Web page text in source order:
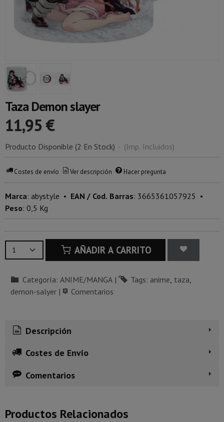
Taza Demon slayer
11,95 €
Producto Disponible (2 En Stock) - (Imp. Incluidos)
Costes de envío Ver descripción Hacer pregunta
Marca: abystyle • EAN / Cod. Barras: 3665361057925 •
Peso: 0,5 Kg
AÑADIR A CARRITO
Categoría: ANIME/MANGA | Tags: anime taza
demon-salyer | Comentarios
Descripción
Costes de Envío
Comentarios
Productos Relacionados